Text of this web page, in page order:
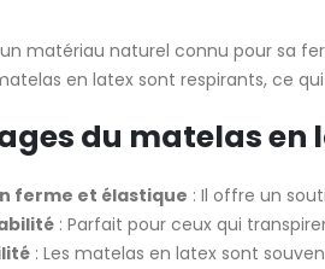
matériau naturel connu pour sa
en latex sont respirants, ce
du matelas en
ferme et élastique : Il offre un
: Parfait pour ceux qui
: Les matelas en latex sont